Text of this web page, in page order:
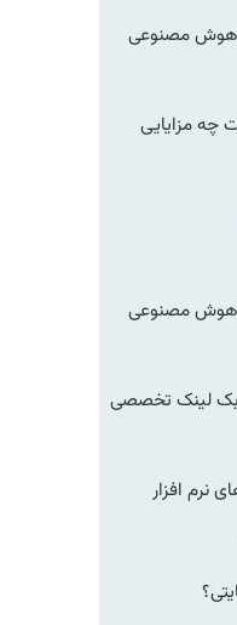
مصنوعی
250 سایت چه مزایایی
مصنوعی
لینک تخصصی
افزار